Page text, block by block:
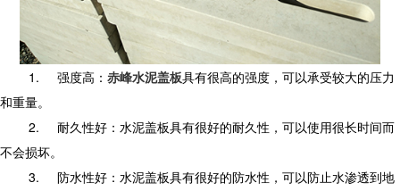
1. 强度高： 赤峰水泥盖板具有很高的强度，可以承受较大的压力
和重量。
2.
耐久性好：水泥盖板具有很好的耐久性，可以使用很长时间而
不会损坏。
3.
防水性好：水泥盖板具有很好的防水性，可以防止水渗透到地